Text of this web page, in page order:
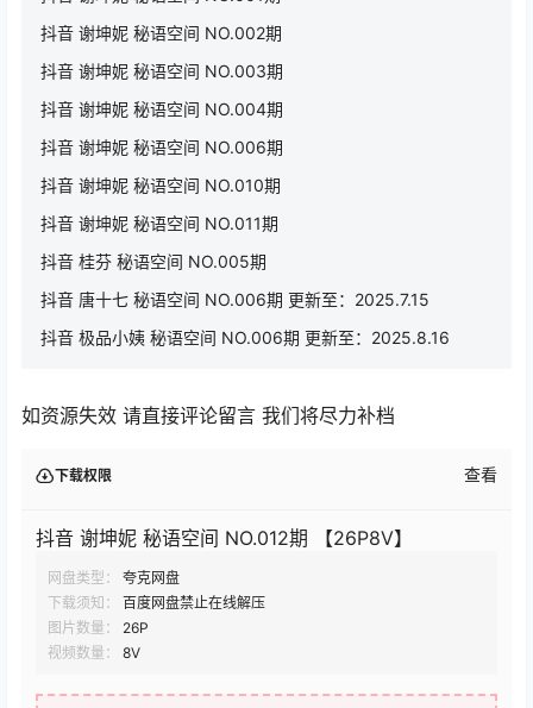
抖音 谢坤妮 秘语空间 NO.002期
抖音 谢坤妮 秘语空间 NO.003期
抖音 谢坤妮 秘语空间 NO.004期
抖音 谢坤妮 秘语空间 NO.006期
抖音 谢坤妮 秘语空间 NO.010期
抖音 谢坤妮 秘语空间 NO.011期
抖音 桂芬 秘语空间 NO.005期
抖音 唐十七 秘语空间 NO.006期 更新至：2025.7.15
抖音 极品小姨 秘语空间 NO.006期 更新至：2025.8.16
如资源失效 请直接评论留言 我们将尽力补档
下载权限 查看
抖音 谢坤妮 秘语空间 NO.012期 【26P8V】
网盘类型：
夸克网盘
下载须知：
百度网盘禁止在线解压
图片数量：
26P
视频数量：
8V